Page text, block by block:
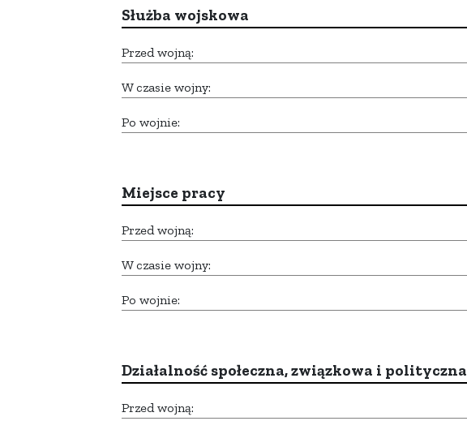
Służba wojskowa
Przed wojną:
W czasie wojny:
Po wojnie:
Miejsce pracy
Przed wojną:
W czasie wojny:
Po wojnie:
Działalność społeczna, związkowa i polityczna
Przed wojną: